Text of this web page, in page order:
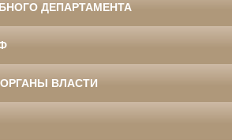
ДЕПАРТАМЕНТА
ВЛАСТИ